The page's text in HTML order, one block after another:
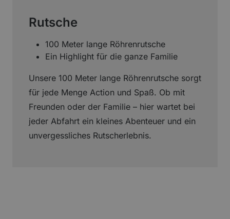
Rutsche
100 Meter lange Röhrenrutsche
Ein Highlight für die ganze Familie
Unsere 100 Meter lange Röhrenrutsche sorgt
für jede Menge Action und Spaß. Ob mit
Freunden oder der Familie – hier wartet bei
jeder Abfahrt ein kleines Abenteuer und ein
unvergessliches Rutscherlebnis.